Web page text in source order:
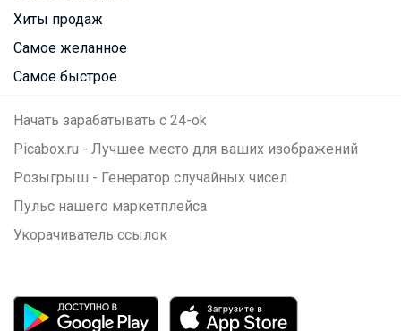
Хиты продаж
Самое желанное
Самое быстрое
Начать зарабатывать с 24-ok
Picabox.ru - Лучшее место для ваших изображений
Розыгрыш - Генератор случайных чисел
Пульс нашего маркетплейса
Укорачиватель ссылок